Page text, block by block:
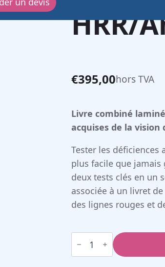
HRR/
€395,00hors TVA
Livre combiné
acquises de la vision
Tester les déficiences
plus facile que jamais
deux tests clés en un
associée à un livret
des lignes rouges et
quantité
de
combiné